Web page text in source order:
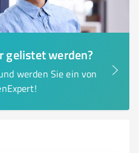
gelistet werden?
werden Sie ein von